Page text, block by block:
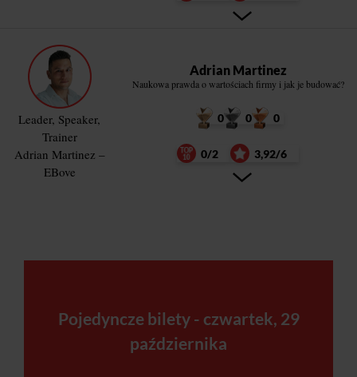
Leader, Speaker,
Trainer
Adrian Martinez –
EBove
Adrian Martinez
Naukowa prawda o wartościach firmy i jak je budować?
0 0 0
0/2 3,92/6